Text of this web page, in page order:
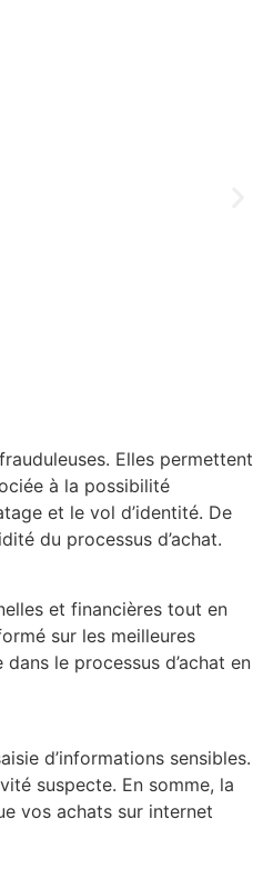
Elles permettent
à la possibilité
et le vol d’identité. De
du processus d’achat.
et financières tout en
sur les meilleures
le processus d’achat en
d’informations sensibles.
suspecte. En somme, la
vos achats sur internet